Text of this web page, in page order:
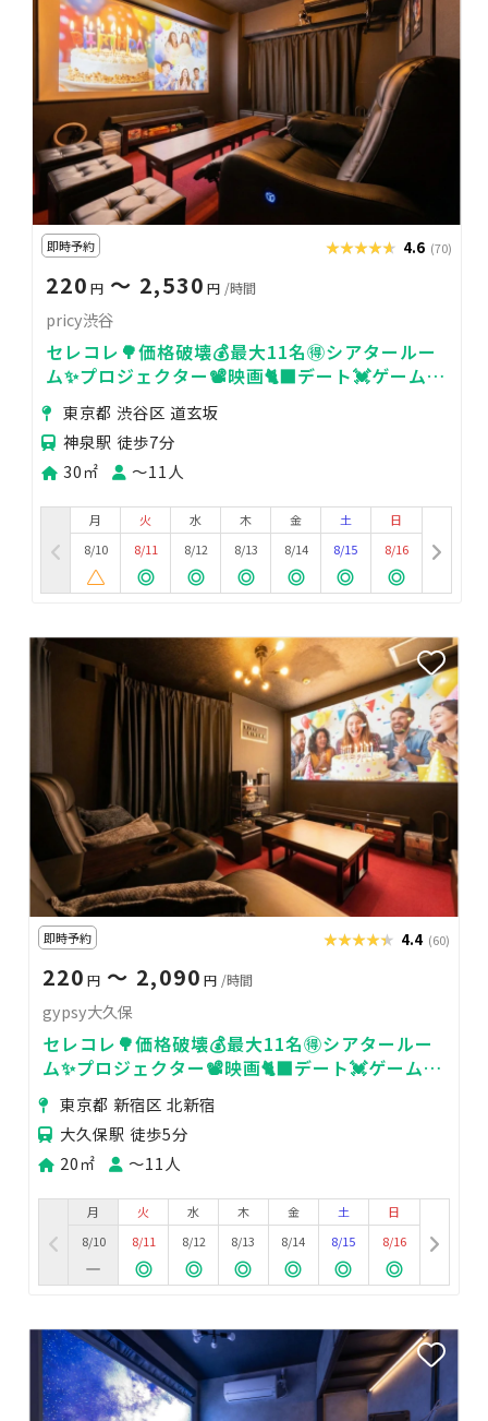
即時予約 ★★★★★
★★★★★ 4.6 (70)
220 円〜 2,530 円 /時間
pricy渋谷
セレコレ🌳価格破壊💰最大11名🉐シアタールー
ム✨プロジェクター📽️映画🐈‍⬛デート💓ゲーム🎮
女子会💗pricy渋谷
東京都 渋谷区 道玄坂
神泉駅 徒歩7分
30㎡
〜11人
月
8/10
火
8/11
水
8/12
木
8/13
金
8/14
土
8/15
日
8/16
即時予約 ★★★★★
★★★★★ 4.4 (60)
220 円 〜 2,090 円 /時間
gypsy大久保
セレコレ🌳価格破壊💰最大11名🉐シアタールー
ム✨プロジェクター📽️映画🐈‍⬛デート💓ゲーム🎮
推し活🌟gypsy大久保
東京都 新宿区 北新宿
大久保駅 徒歩5分
20㎡
〜11人
月
8/10
火
8/11
水
8/12
木
8/13
金
8/14
土
8/15
日
8/16